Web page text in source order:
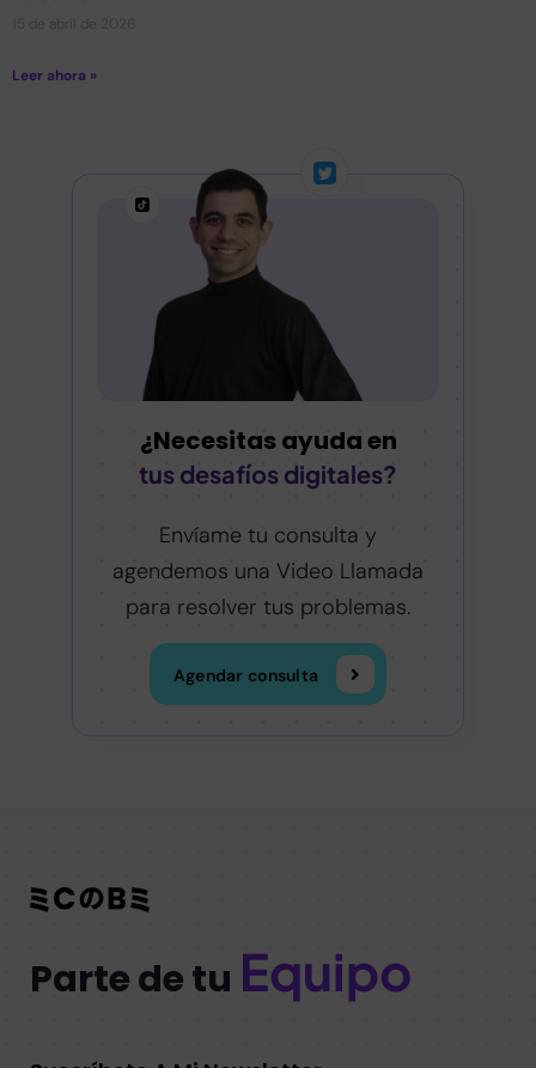
15 de abril de 2026
Leer ahora »
¿Necesitas ayuda en
tus desafíos digitales?
Envíame tu consulta y
agendemos una Video Llamada
para resolver tus problemas.
Agendar consulta
Parte de tu Equipo